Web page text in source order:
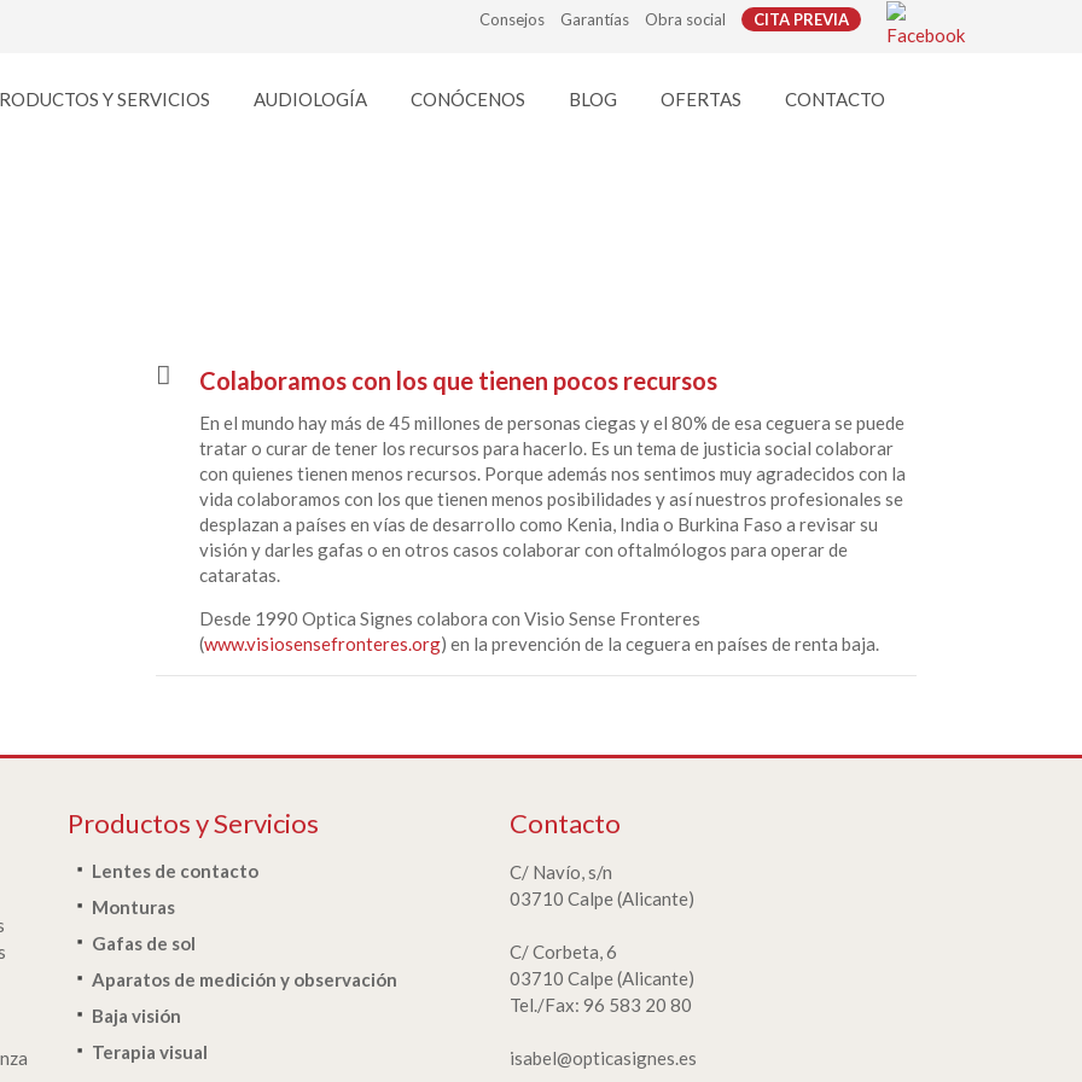
Consejos Garantías Obra social CITA PREVIA
Y SERVICIOS AUDIOLOGÍA CONÓCENOS BLOG OFERTAS CONTACTO
Colaboramos con los que tienen pocos recursos
En el mundo hay más de 45 millones de personas ciegas y el 80% de esa ceguera se puede
tratar o curar de tener los recursos para hacerlo. Es un tema de justicia social colaborar
con quienes tienen menos recursos. Porque además nos sentimos muy agradecidos con la
vida colaboramos con los que tienen menos posibilidades y así nuestros profesionales se
desplazan a países en vías de desarrollo como Kenia, India o Burkina Faso a revisar su
visión y darles gafas o en otros casos colaborar con oftalmólogos para operar de
cataratas.
Desde 1990 Optica Signes colabora con Visio Sense Fronteres
(www.visiosensefronteres.org) en la prevención de la ceguera en países de renta baja.
Productos y Servicios
Lentes de contacto
Monturas
Gafas de sol
Aparatos de medición y observación
Baja visión
Terapia visual
Contacto
C/ Navío, s/n
03710 Calpe (Alicante)
C/ Corbeta, 6
03710 Calpe (Alicante)
Tel./Fax: 96 583 20 80
isabel@opticasignes.es